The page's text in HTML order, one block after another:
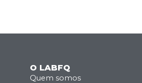
O LABFQ
Quem somos